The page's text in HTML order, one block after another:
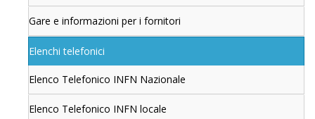
Gare e informazioni per i fornitori
Elenchi telefonici
Elenco Telefonico INFN Nazionale
Elenco Telefonico INFN locale